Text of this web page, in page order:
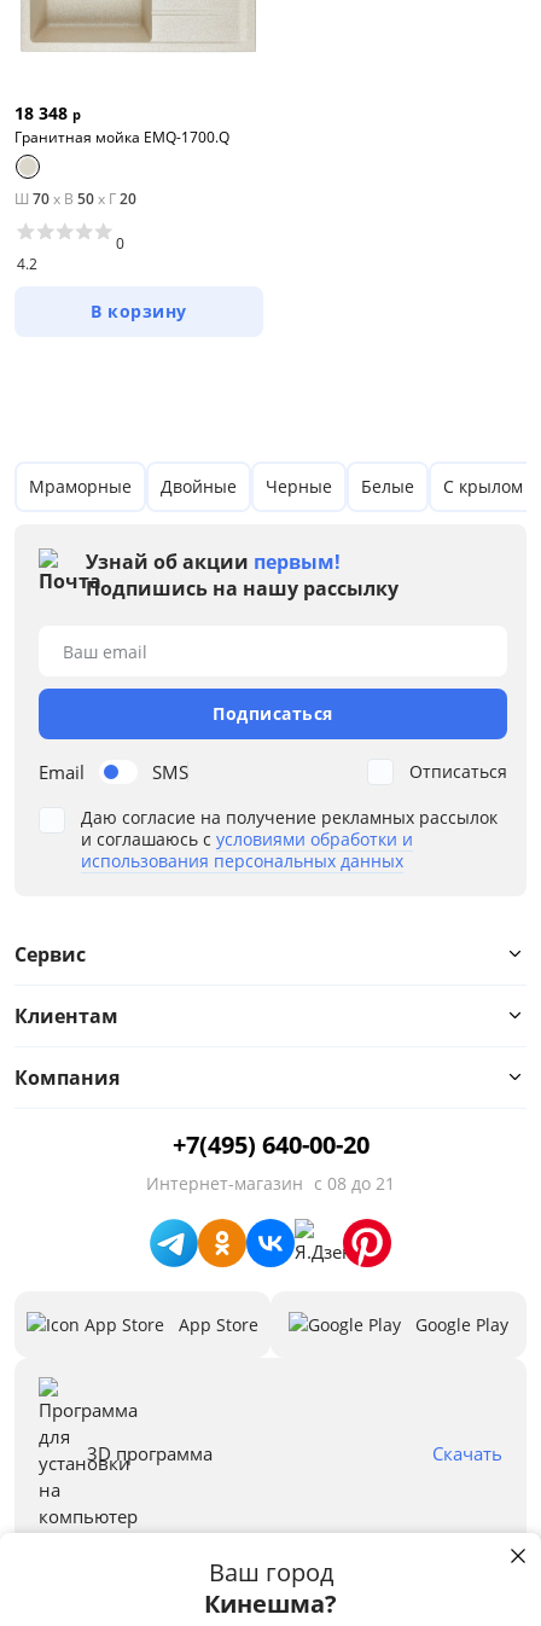
Ваш город
Кинешма?
Цена
Ширина, см
до
от
Основные чаши
Расположение крыла
Форма
Угловая
18 348 р
Гранитная мойка EMQ-1700.Q
Ш 70x В 50x Г20
4.2
0
В корзину
Мраморные Двойные Черные Белые С крылом
Узнай об акции первым!
Подпишись на нашу рассылку
Email SMS
Ваш email
Подписаться
Даю согласие на получение рекламных рассылок
и соглашаюсь с условиями обработки и
использования персональных данных
Отписаться
Сервис
Клиентам
Компания
+7(495) 640-00-20
Интернет-магазин с 08 до 21
App Store Google Play
3D программа Скачать
Правовая информация